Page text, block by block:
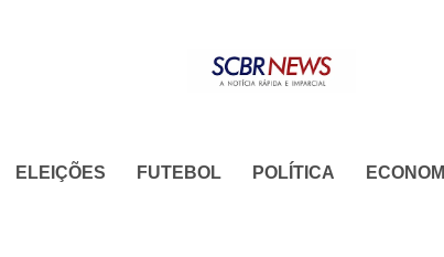
ELEIÇÕES FUTEBOL POLÍTICA